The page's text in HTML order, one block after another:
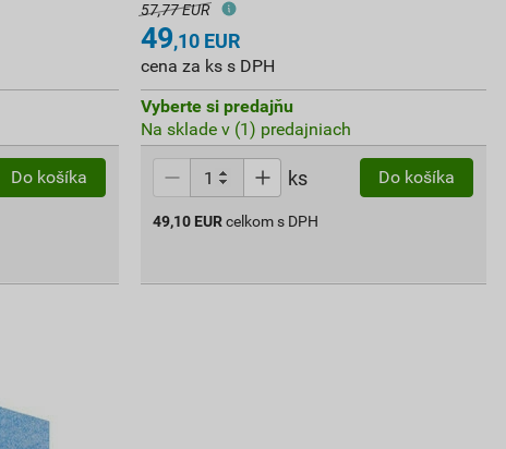
Do košíka
57,77 EUR
49,10EUR
cena za ks s DPH
Vyberte si predajňu
Na sklade v (1) predajniach
ks Do košíka
49,10 EUR celkom s DPH